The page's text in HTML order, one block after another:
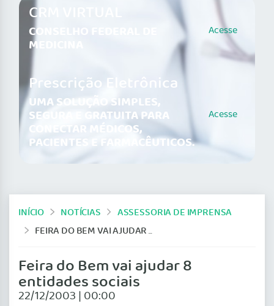
CRM VIRTUAL
CONSELHO FEDERAL DE
MEDICINA
Acesse
Prescrição Eletrônica
UMA SOLUÇÃO SIMPLES,
SEGURA E GRATUITA PARA
CONECTAR MÉDICOS,
PACIENTES E FARMACÊUTICOS.
Acesse
INÍCIO NOTÍCIAS
ASSESSORIA DE IMPRENSA
FEIRA DO BEM VAI AJUDAR 8 ENTIDADES SOCIAIS
Feira do Bem vai ajudar 8
entidades sociais
22/12/2003 | 00:00